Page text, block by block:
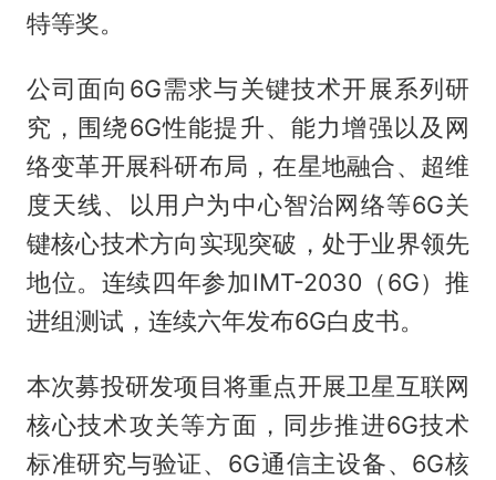
特等奖。
公司面向6G需求与关键技术开展系列研
究，围绕6G性能提升、能力增强以及网
络变革开展科研布局，在星地融合、超维
度天线、以用户为中心智治网络等6G关
键核心技术方向实现突破，处于业界领先
地位。连续四年参加IMT-2030（6G）推
进组测试，连续六年发布6G白皮书。
本次募投研发项目将重点开展卫星互联网
核心技术攻关等方面，同步推进6G技术
标准研究与验证、6G通信主设备、6G核